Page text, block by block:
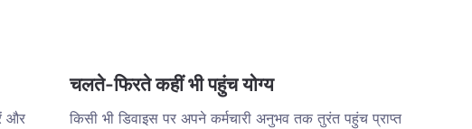
और
चलते-फिरते कहीं भी पहुंच योग्य
किसी भी डिवाइस पर अपने कर्मचारी अनुभव तक तुरंत पहुंच प्राप्त